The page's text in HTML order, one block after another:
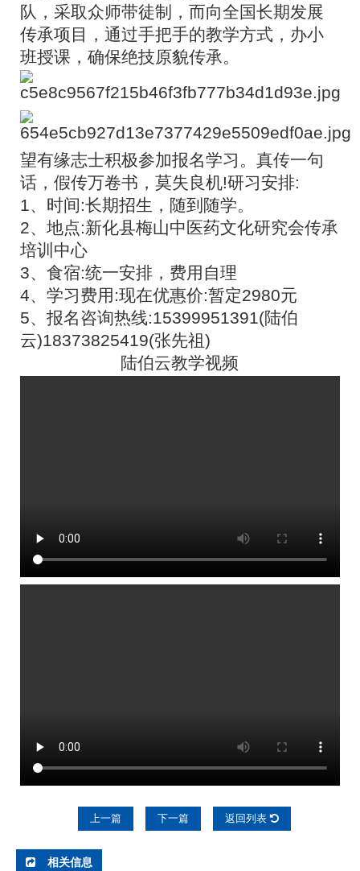
队，采取众师带徒制，而向全国长期发展
传承项目，通过手把手的教学方式，办小
班授课，确保绝技原貌传承。
望有缘志士积极参加报名学习。真传一句
话，假传万卷书，莫失良机!研习安排:
1、时间:长期招生，随到随学。
2、地点:新化县梅山中医药文化研究会传承
培训中心
3、食宿:统一安排，费用自理
4、学习费用:现在优惠价:暂定2980元
5、报名咨询热线:15399951391(陆伯
云)18373825419(张先祖)
陆伯云教学视频
上一篇 下一篇 返回列表
相关信息